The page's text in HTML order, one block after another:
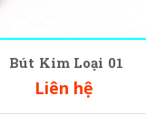
Bút Kim Loại 01
Liên hệ